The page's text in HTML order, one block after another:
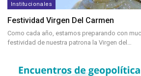
Institucionales
Festividad Virgen Del Carmen
Como cada año, estamos preparando con
festividad de nuestra patrona la Virgen del…